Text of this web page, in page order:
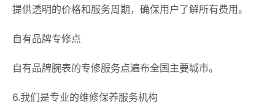
提供透明的价格和服务周期，确保用户了解所有费用。
自有品牌专修点
自有品牌腕表的专修服务点遍布全国主要城市。
6.我们是专业的维修保养服务机构